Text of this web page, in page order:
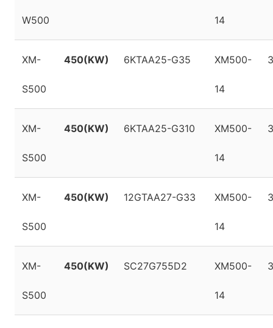
W500 14
XM-
S500
450(KW) 6KTAA25-G35 XM500-
14
XM-
S500
450(KW) 6KTAA25-G310 XM500-
14
XM-
S500
450(KW) 12GTAA27-G33 XM500-
14
XM-
S500
450(KW) SC27G755D2 XM500-
14